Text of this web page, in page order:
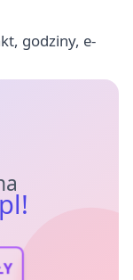
godziny, e-